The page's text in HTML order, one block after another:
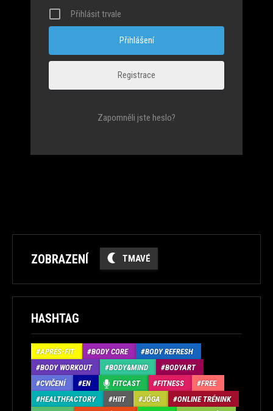
Přihlásit trvale
Registrace
Zapomněli jste heslo?
ZOBRAZENÍ TMAVÉ
HASHTAG
APRÉS-FIT BODY CORE
BODY REFRESH
BODY WORKOUT
BODY&MIND
BODYART
CVIČENÍ
EN FITCAST FITNESS
FREE
HEALTHFACTORY
HIIT JÓGA
ONLINE TRÉNINK